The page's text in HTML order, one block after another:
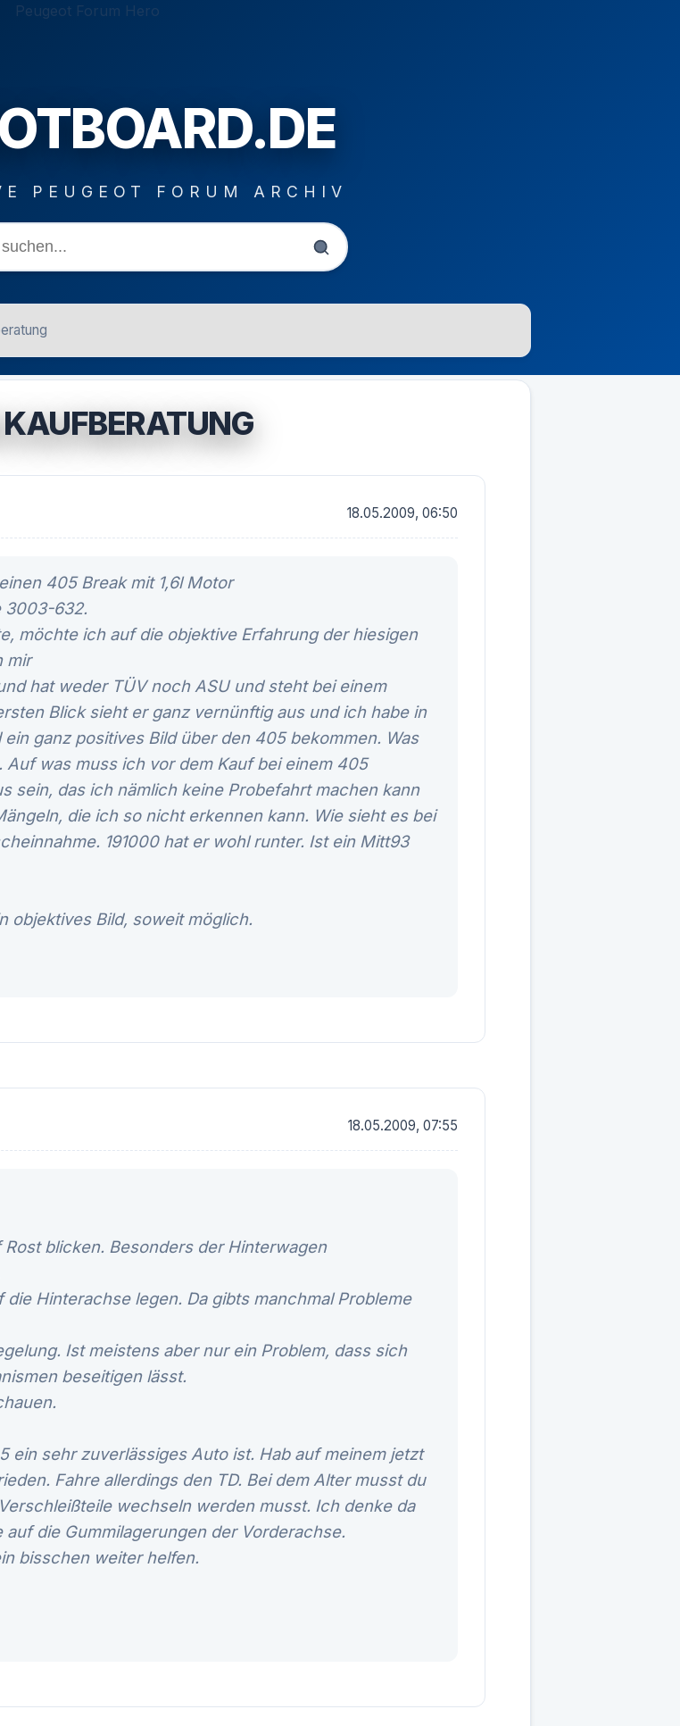
PEUGEOT FORUM ARCHIV
18.05.2009, 06:50
405 Break mit 1,6l Motor
3003-632.
möchte ich auf die objektive Erfahrung der hiesigen
mir
hat weder TÜV noch ASU und steht bei einem
Blick sieht er ganz vernünftig aus und ich habe in
ganz positives Bild über den 405 bekommen. Was
was muss ich vor dem Kauf bei einem 405
sein, das ich nämlich keine Probefahrt machen kann
die ich so nicht erkennen kann. Wie sieht es bei
191000 hat er wohl runter. Ist ein Mitt93
objektives Bild, soweit möglich.
18.05.2009, 07:55
blicken. Besonders der Hinterwagen
Hinterachse legen. Da gibts manchmal Probleme
Ist meistens aber nur ein Problem, dass sich
beseitigen lässt.
ein sehr zuverlässiges Auto ist. Hab auf meinem jetzt
Fahre allerdings den TD. Bei dem Alter musst du
wechseln werden musst. Ich denke da
die Gummilagerungen der Vorderachse.
bisschen weiter helfen.